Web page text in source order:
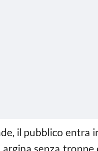
il pubblico entra
argina senza